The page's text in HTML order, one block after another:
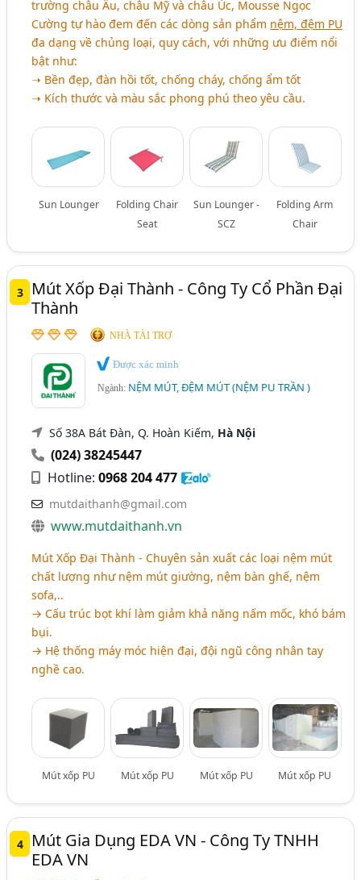
trường châu Âu, châu Mỹ và châu Úc, Mousse Ngọc
Cường tự hào đem đến các dòng sản phẩm nệm, đệm PU
đa dạng về chủng loại, quy cách, với những ưu điểm nổi
bật như:
➝ Bền đẹp, đàn hồi tốt, chống cháy, chống ẩm tốt
➝ Kích thước và màu sắc phong phú theo yêu cầu.
Sun Lounger
Folding Chair
Seat
Sun Lounger -
SCZ
Folding Arm
Chair
3
Mút Xốp Đại Thành - Công Ty Cổ Phần Đại
Thành
NHÀ TÀI TRỢ
Được xác minh
Ngành: NỆM MÚT, ĐỆM MÚT (NỆM PU TRẦN )
Số 38A Bát Đàn, Q. Hoàn Kiếm, Hà Nội
(024) 38245447
Hotline:0968 204 477
mutdaithanh@gmail.com
www.mutdaithanh.vn
Mút Xốp Đại Thành - Chuyên sản xuất các loại nệm mút
chất lượng như nệm mút giường, nệm bàn ghế, nệm
sofa,..
→ Cấu trúc bọt khí làm giảm khả năng nấm mốc, khó bám
bụi.
→ Hệ thống máy móc hiện đại, đội ngũ công nhân tay
nghề cao.
Mút xốp PU Mút xốp PU Mút xốp PU Mút xốp PU
4
Mút Gia Dụng EDA VN - Công Ty TNHH
EDA VN